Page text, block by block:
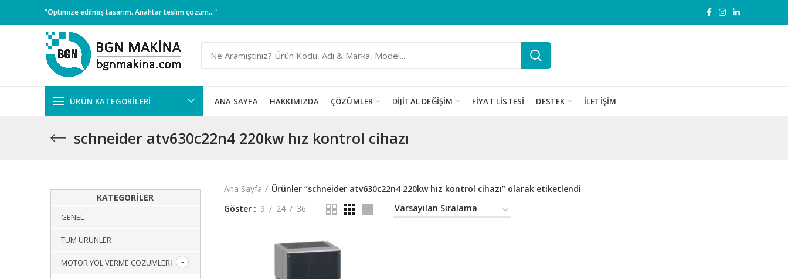
"Optimize edilmiş tasarım. Anahtar teslim çözüm..."
ÜRÜN KATEGORILERI ANA SAYFA HAKKIMIZDA ÇÖZÜMLER DIJITAL DEĞIŞIM FIYAT LISTESI DESTEK İLETIŞIM
schneider atv630c22n4 220kw hız kontrol cihazı
KATEGORILER
GENEL
TÜM ÜRÜNLER
MOTOR YOL VERME ÇÖZÜMLERI
Ana Sayfa
Ürünler “schneider atv630c22n4 220kw hız kontrol cihazı” olarak etiketlendi
Göster
9 24 36